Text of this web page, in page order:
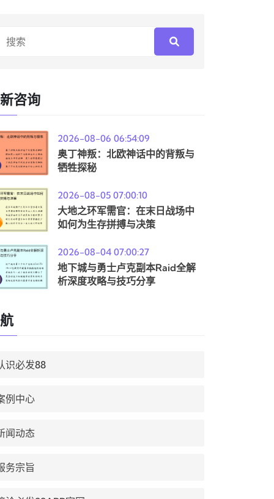
咨询
2026-08-06 06:54:09
奥丁神叛：北欧神话中的背叛与
牺牲探秘
2026-08-05 07:00:10
大地之环军需官：在末日战场中
如何为生存拼搏与决策
2026-08-04 07:00:27
地下城与勇士卢克副本Raid全解
析深度攻略与技巧分享
识必发88
例中心
闻动态
务宗旨